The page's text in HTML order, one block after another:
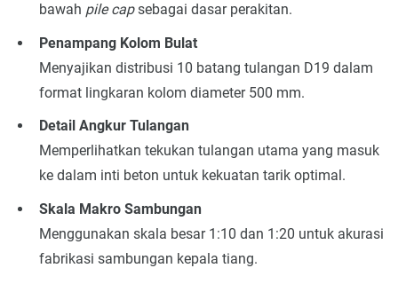
bawah pile capsebagai dasar perakitan.
Penampang Kolom Bulat
Menyajikan distribusi 10 batang tulangan D19 dalam
format lingkaran kolom diameter 500 mm.
Detail Angkur Tulangan
Memperlihatkan tekukan tulangan utama yang masuk
ke dalam inti beton untuk kekuatan tarik optimal.
Skala Makro Sambungan
Menggunakan skala besar 1:10 dan 1:20 untuk akurasi
fabrikasi sambungan kepala tiang.